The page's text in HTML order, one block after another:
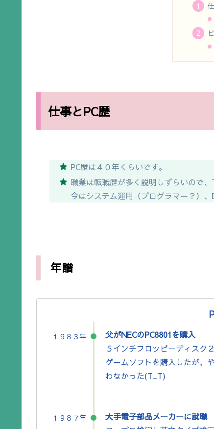
仕事とPC歴
PC歴は４０年くらいです。
職業は転職歴が多く説明しずらいので、
今はシステム運用（プログラマー？）
年譜
１９８３年
父がNECのPC8801を購入
５インチフロッピーディスク
ゲームソフトを購入したが、
わなかった(T_T)
１９８７年
大手電子部品メーカーに就職